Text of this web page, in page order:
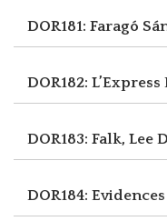
DOR181: Faragó
DOR182: L’Express
DOR183: Falk, Lee
DOR184: Evidences